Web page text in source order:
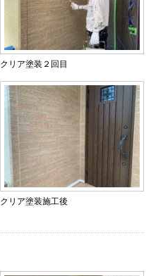
クリア塗装２回目
クリア塗装施工後